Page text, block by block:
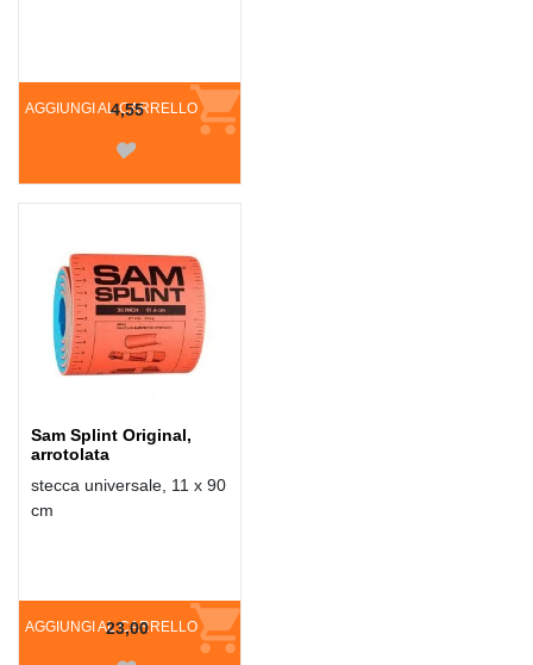
AGGIUNGI AL CARRELLO
4,55
Sam Splint Original,
arrotolata
stecca universale, 11 x 90
cm
AGGIUNGI AL CARRELLO
23,00